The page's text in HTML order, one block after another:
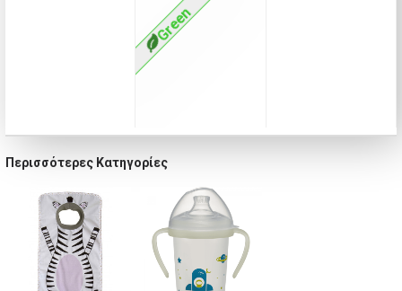
Green
Περισσότερες Κατηγορίες